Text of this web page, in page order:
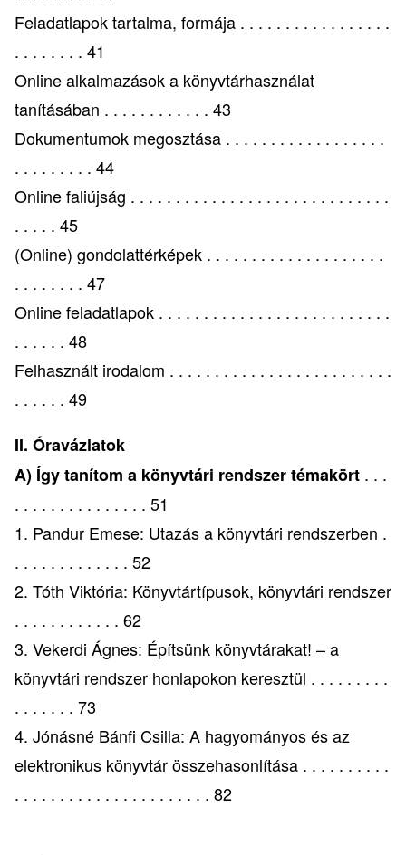
Feladatlapok tartalma, formája . . . . . . . . . . . . . . . . .
. . . . . . . . 41
Online alkalmazások a könyvtárhasználat
tanításában . . . . . . . . . . . . 43
Dokumentumok megosztása . . . . . . . . . . . . . . . . . .
. . . . . . . . . 44
Online faliújság . . . . . . . . . . . . . . . . . . . . . . . . . . . . .
. . . . . 45
(Online) gondolattérképek . . . . . . . . . . . . . . . . . . . .
. . . . . . . . 47
Online feladatlapok . . . . . . . . . . . . . . . . . . . . . . . . . .
. . . . . . 48
Felhasznált irodalom . . . . . . . . . . . . . . . . . . . . . . . . .
. . . . . . 49
II. Óravázlatok
A) Így tanítom a könyvtári rendszer témakört . . .
. . . . . . . . . . . . . . . 51
1. Pandur Emese: Utazás a könyvtári rendszerben .
. . . . . . . . . . . . . 52
2. Tóth Viktória: Könyvtártípusok, könyvtári rendszer
. . . . . . . . . . . . 62
3. Vekerdi Ágnes: Építsünk könyvtárakat! – a
könyvtári rendszer honlapokon keresztül . . . . . . . . .
. . . . . . . 73
4. Jónásné Bánfi Csilla: A hagyományos és az
elektronikus könyvtár összehasonlítása . . . . . . . . . .
. . . . . . . . . . . . . . . . . . . . . . 82